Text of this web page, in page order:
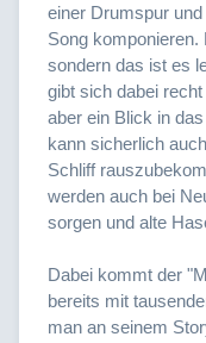
einer Drumspur
Song
sondern das ist es
gibt sich dabei
aber ein Blick in
kann sicherlich
Schliff
werden auch bei
sorgen und alte
Dabei kommt der
bereits mit
man an seinem